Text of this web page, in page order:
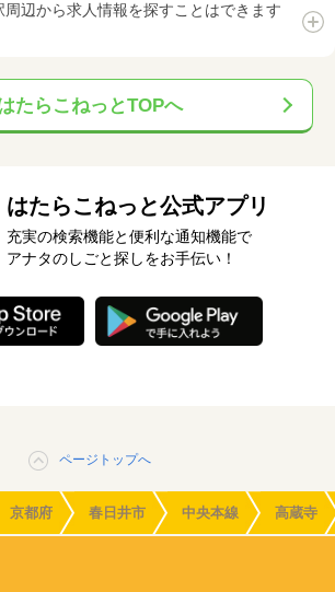
周辺から求人情報を探すことはできます
たらこねっとTOPへ
はたらこねっと公式アプリ
充実の検索機能と便利な通知機能で
アナタのしごと探しをお手伝い！
ページトップへ
京都府 春日井市 中央本線 高蔵寺